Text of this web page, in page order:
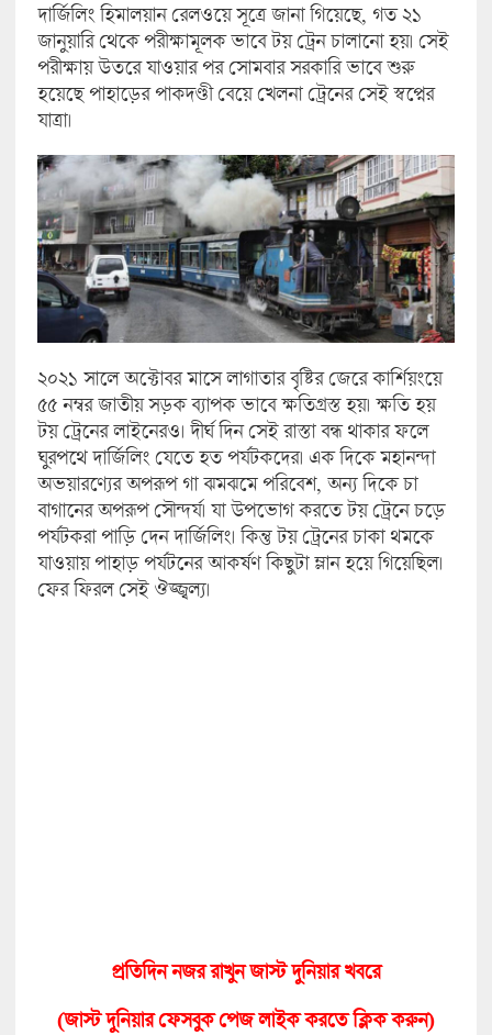
দার্জিলিং হিমালয়ান রেলওয়ে সূত্রে জানা গিয়েছে, গত ২১
জানুয়ারি থেকে পরীক্ষামূলক ভাবে টয় ট্রেন চালানো হয়। সেই
পরীক্ষায় উতরে যাওয়ার পর সোমবার সরকারি ভাবে শুরু
হয়েছে পাহাড়ের পাকদণ্ডী বেয়ে খেলনা ট্রেনের সেই স্বপ্নের
যাত্রা।
২০২১ সালে অক্টোবর মাসে লাগাতার বৃষ্টির জেরে কার্শিয়ংয়ে
৫৫ নম্বর জাতীয় সড়ক ব্যাপক ভাবে ক্ষতিগ্রস্ত হয়। ক্ষতি হয়
টয় ট্রেনের লাইনেরও। দীর্ঘ দিন সেই রাস্তা বন্ধ থাকার ফলে
ঘুরপথে দার্জিলিং যেতে হত পর্যটকদের। এক দিকে মহানন্দা
অভয়ারণ্যের অপরূপ গা ঝমঝমে পরিবেশ, অন্য দিকে চা
বাগানের অপরূপ সৌন্দর্য। যা উপভোগ করতে টয় ট্রেনে চড়ে
পর্যটকরা পাড়ি দেন দার্জিলিং। কিন্তু টয় ট্রেনের চাকা থমকে
যাওয়ায় পাহাড় পর্যটনের আকর্ষণ কিছুটা ম্লান হয়ে গিয়েছিল।
ফের ফিরল সেই ঔজ্জ্বল্য।
প্রতিদিন নজর রাখুন জাস্ট দুনিয়ার খবরে
(জাস্ট দুনিয়ার ফেসবুক পেজ লাইক করতে ক্লিক করুন)